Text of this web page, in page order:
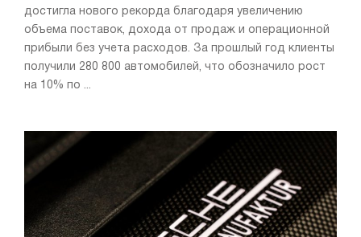
достигла нового рекорда благодаря увеличению
объема поставок, дохода от продаж и операционной
прибыли без учета расходов. За прошлый год клиенты
получили 280 800 автомобилей, что обозначило рост
на 10% по ...